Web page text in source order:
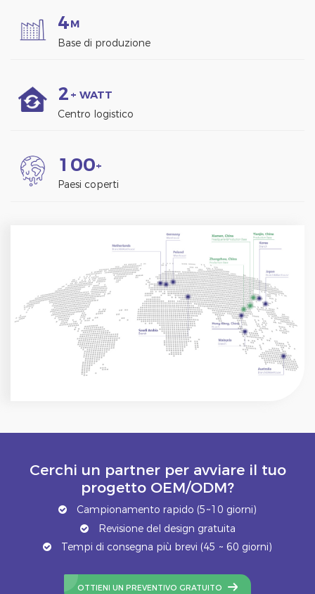
4M
Base di produzione
2 + WATT
Centro logistico
1 00+
Paesi coperti
Cerchi un partner per avviare il tuo
progetto OEM/ODM?
Campionamento rapido (5~10 giorni)
Revisione del design gratuita
Tempi di consegna più brevi (45 ~ 60 giorni)
OTTIENI UN PREVENTIVO GRATUITO